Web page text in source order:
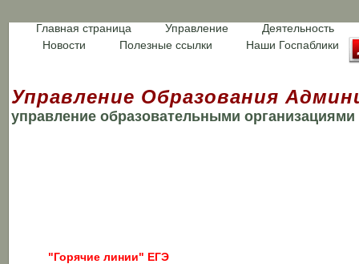
Главная страница Управление
Деятельность
Новости
Полезные ссылки Наши Госпаблики
Управление Образования
управление образовательными организациями
"Горячие линии" ЕГЭ